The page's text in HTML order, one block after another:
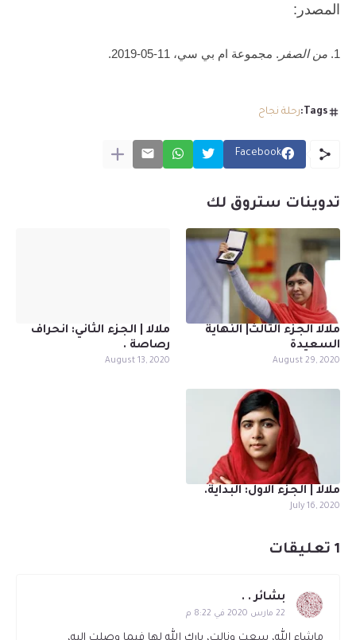
المصدر:
1. من الصفر . مجموعة ام بي سي، 11-05-2019.
Tags: رحلة نجاح
Facebook
تدوينات ستروق لك
ملالا الجزء الثالث| النهاية
السعيدة
August 29, 2020
ملالا | الجزء الثاني: انحراف
رصاصة .
August 13, 2020
ملالا | الجزء الاول: البداية.
July 16, 2020
1 تعليقات
بشائر . .
22 مارس 2020 في 8:22 م